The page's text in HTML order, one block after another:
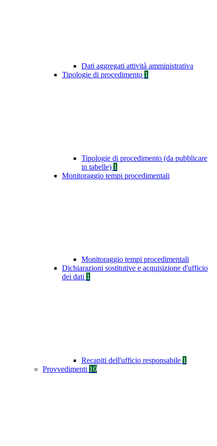
Dati aggregati attività amministrativa
Tipologie di procedimento 1
Tipologie di procedimento (da pubblicare
in tabelle) 1
Monitoraggio tempi procedimentali
Monitoraggio tempi procedimentali
Dichiarazioni sostitutive e acquisizione d'ufficio
dei dati 1
Recapiti dell'ufficio responsabile 1
Provvedimenti 10